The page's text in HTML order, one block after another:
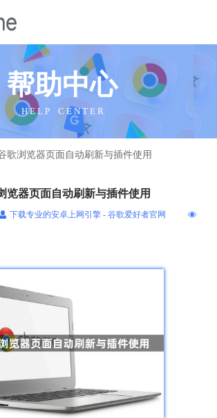
帮助中心
H E L P C E N T E R
歌浏览器页面自动刷新与插件使用
览器页面自动刷新与插件使用
下载专业的安卓上网引擎 - 谷歌爱好者官网